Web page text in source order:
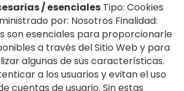
/ esenciales Tipo: Cookies
por: Nosotros Finalidad:
son esenciales para proporcionarle
a través del Sitio Web y para
algunas de sus características.
a los usuarios y evitan el uso
cuentas de usuario. Sin estas